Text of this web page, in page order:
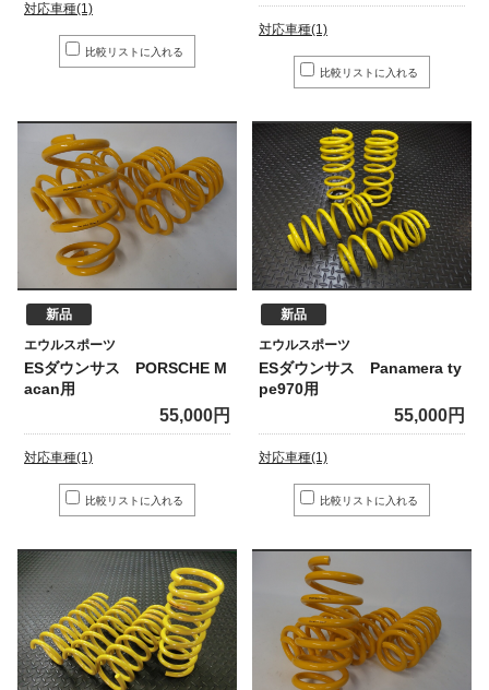
対応車種(1)
対応車種(1)
エウルスポーツ
ESダウンサス PORSCHE M
acan用
新品
55,000円
対応車種(1)
エウルスポーツ
ESダウンサス Panamera ty
pe970用
新品
55,000円
対応車種(1)